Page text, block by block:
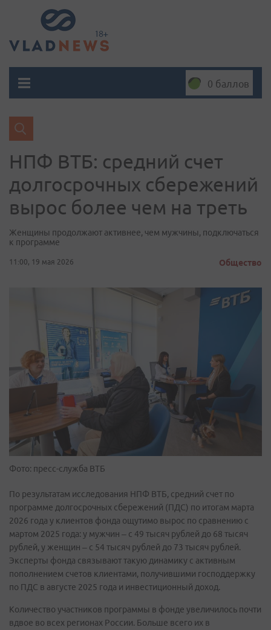
0 баллов
НПФ ВТБ: средний счет
долгосрочных сбережений
вырос более чем на треть
Женщины продолжают активнее, чем мужчины, подключаться
к программе
11:00, 19 мая 2026 Общество
Фото: пресс-служба ВТБ
По результатам исследования НПФ ВТБ, средний счет по
программе долгосрочных сбережений (ПДС) по итогам марта
2026 года у клиентов фонда ощутимо вырос по сравнению с
мартом 2025 года: у мужчин – с 49 тысяч рублей до 68 тысяч
рублей, у женщин – с 54 тысяч рублей до 73 тысяч рублей.
Эксперты фонда связывают такую динамику с активным
пополнением счетов клиентами, получившими господдержку
по ПДС в августе 2025 года и инвестиционный доход.
Количество участников программы в фонде увеличилось почти
вдвое во всех регионах России. Больше всего их в